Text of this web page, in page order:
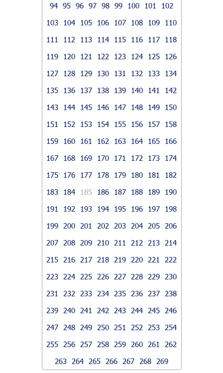
94 95 96 97 98 99 100 101
102
103
104 105 106 107 108 109
110
111
112 113 114 115 116 117
118
119
120 121 122 123 124 125
126
127
128 129 130 131 132 133
134
135
136 137 138 139 140 141
142
143
144 145 146 147 148 149
150
151
152 153 154 155 156 157
158
159
160 161 162 163 164 165
166
167
168 169 170 171 172 173
174
175
176 177 178 179 180 181
182
183
184 185 186 187 188 189
190
191
192 193 194 195 196 197
198
199
200 201 202 203 204 205
206
207
208 209 210 211 212 213
214
215
216 217 218 219 220 221
222
223
224 225 226 227 228 229
230
231
232 233 234 235 236 237
238
239
240 241 242 243 244 245
246
247
248 249 250 251 252 253
254
255
256 257 258 259 260 261
262
263
264 265 266 267 268 269